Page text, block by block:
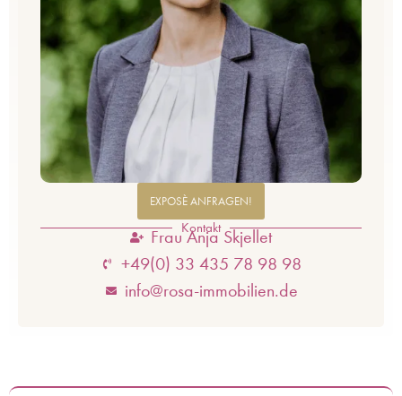
EXPOSÈ ANFRAGEN!
Kontakt
Frau Anja Skjellet
+49(0) 33 435 78 98 98
info@rosa-immobilien.de